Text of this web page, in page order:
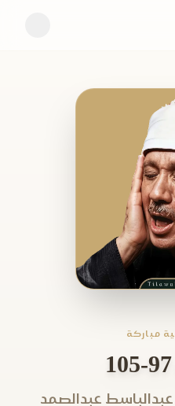
مباركة
عبدالصمد